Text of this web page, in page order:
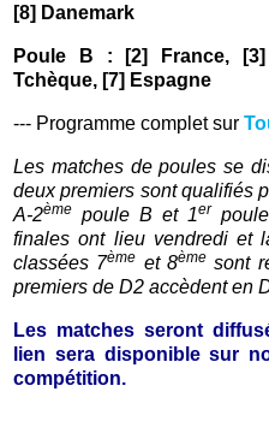
[8] Danemark
Poule B : [2] France, [3]
Tchèque, [7] Espagne
--- Programme complet sur
Les matches de poules se
deux premiers sont qualifiés
A-2ème poule B et 1er
finales ont lieu vendredi et
classées 7ème et 8ème sont
premiers de D2 accèdent en
Les matches seront
lien sera disponible sur
compétition.